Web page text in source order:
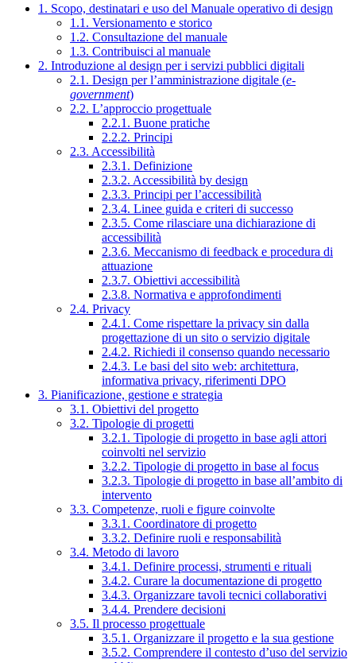
1. Scopo, destinatari e uso del Manuale operativo di design
1.1. Versionamento e storico
1.2. Consultazione del manuale
1.3. Contribuisci al manuale
2. Introduzione al design per i servizi pubblici digitali
2.1. Design per l’amministrazione digitale (e-
government)
2.2. L’approccio progettuale
2.2.1. Buone pratiche
2.2.2. Principi
2.3. Accessibilità
2.3.1. Definizione
2.3.2. Accessibilità by design
2.3.3. Principi per l’accessibilità
2.3.4. Linee guida e criteri di successo
2.3.5. Come rilasciare una dichiarazione di
accessibilità
2.3.6. Meccanismo di feedback e procedura di
attuazione
2.3.7. Obiettivi accessibilità
2.3.8. Normativa e approfondimenti
2.4. Privacy
2.4.1. Come rispettare la privacy sin dalla
progettazione di un sito o servizio digitale
2.4.2. Richiedi il consenso quando necessario
2.4.3. Le basi del sito web: architettura,
informativa privacy, riferimenti DPO
3. Pianificazione, gestione e strategia
3.1. Obiettivi del progetto
3.2. Tipologie di progetti
3.2.1. Tipologie di progetto in base agli attori
coinvolti nel servizio
3.2.2. Tipologie di progetto in base al focus
3.2.3. Tipologie di progetto in base all’ambito di
intervento
3.3. Competenze, ruoli e figure coinvolte
3.3.1. Coordinatore di progetto
3.3.2. Definire ruoli e responsabilità
3.4. Metodo di lavoro
3.4.1. Definire processi, strumenti e rituali
3.4.2. Curare la documentazione di progetto
3.4.3. Organizzare tavoli tecnici collaborativi
3.4.4. Prendere decisioni
3.5. Il processo progettuale
3.5.1. Organizzare il progetto e la sua gestione
3.5.2. Comprendere il contesto d’uso del servizio